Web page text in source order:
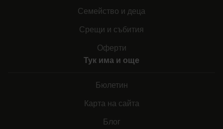
Семейство и деца
Срещи и събития
Оферти
Тук има и още
Бюлетин
Карта на сайта
Блог